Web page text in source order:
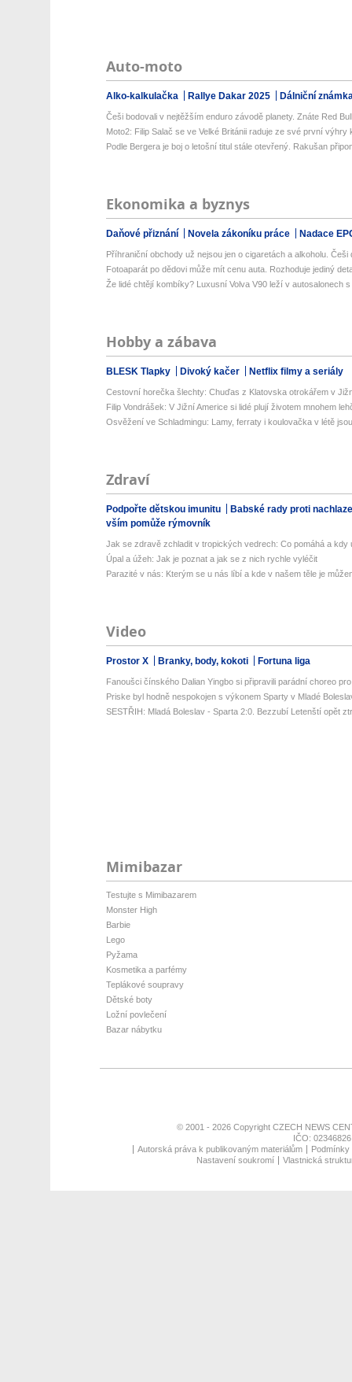
Auto-moto
Alko-kalkulačka Rallye Dakar 2025 Dálniční
Češi bodovali v nejtěžším enduro závodě planety. Znáte Red
Moto2: Filip Salač se ve Velké Británii raduje ze své první výhry
Podle Bergera je boj o letošní titul stále otevřený. Rakušan
Ekonomika a byznys
Daňové přiznání Novela zákoníku práce Nadace
Příhraniční obchody už nejsou jen o cigaretách a alkoholu. Češi
Fotoaparát po dědovi může mít cenu auta. Rozhoduje jediný
Že lidé chtějí kombíky? Luxusní Volva V90 leží v autosalonech s
Hobby a zábava
BLESK Tlapky Divoký kačer Netflix filmy a seriály
Cestovní horečka šlechty: Chuďas z Klatovska otrokářem v
Filip Vondrášek: V Jižní Americe si lidé plují životem mnohem
Osvěžení ve Schladmingu: Lamy, ferraty i koulovačka v létě
Zdraví
Podpořte dětskou imunitu
Babské rady proti
vším pomůže rýmovník
Jak se zdravě zchladit v tropických vedrech: Co pomáhá a kdy
Úpal a úžeh: Jak je poznat a jak se z nich rychle vyléčit
Parazité v nás: Kterým se u nás líbí a kde v našem těle je
Video
Prostor X Branky, body, kokoti Fortuna liga
Fanoušci čínského Dalian Yingbo si připravili parádní choreo
Priske byl hodně nespokojen s výkonem Sparty v Mladé
SESTŘIH: Mladá Boleslav - Sparta 2:0. Bezzubí Letenští opět
Mimibazar
Testujte s Mimibazarem
Monster High
Barbie
Lego
Pyžama
Kosmetika a parfémy
Teplákové soupravy
Dětské boty
Ložní povlečení
Bazar nábytku
© 2001 - 2026 Copyright CZECH NEWS
IČO:
Autorská práva k publikovaným materiálům
Nastavení soukromí
Vlastnická